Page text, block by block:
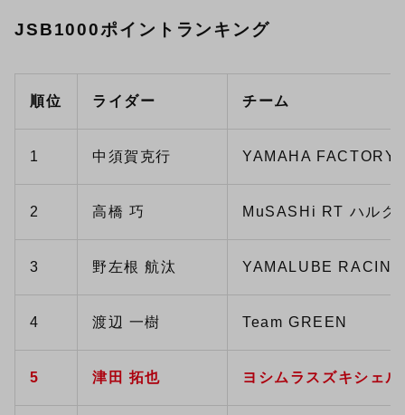
JSB1000ポイントランキング
順位 ライダー チーム
1 中須賀克行 YAMAHA FACTORY
2 高橋 巧 MuSASHi RT ハルク
3 野左根 航汰 YAMALUBE
4 渡辺 一樹 Team GREEN
5 津田 拓也 ヨシムラスズキシェ